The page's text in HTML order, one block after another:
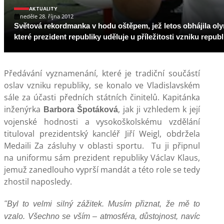
AKTUALITY
neděle 28. října 2012
Světová rekordmanka v hodu oštěpem, jež letos obhájila
které prezident republiky uděluje u příležitosti vzniku
Předávání vyznamenání, které je tradiční součástí
oslav vzniku republiky, se konalo ve Vladislavském
sále za účasti předních státních činitelů. Kapitánka
inženýrka Barbora Špotáková, jak ji vzhledem k její
vojenské hodnosti a vysokoškolskému vzdělání
tituloval prezidentský kancléř Jiří Weigl, obdržela
Medaili Za zásluhy v oblasti sportu. Tu ji připnul
na uniformu sám prezident republiky Václav Klaus,
jemuž zanedlouho vyprší mandát a této role se tedy
zhostil naposledy.
"Byl to velmi silný zážitek. Musím přiznat, že mě to
vzalo. Všechno se vším – atmosféra, důstojnost, navíc